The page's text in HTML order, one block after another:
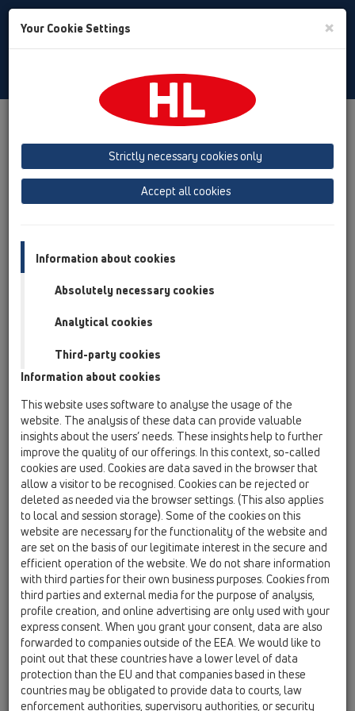
Toggle
Panoramica del Prodotto
Panoramica del Prodotto
18 Condotti per tubi
Accessori
HL801
18 Condotti per tubi / Accessori / HL801 / HL801
HL801B/M32
18 Condotti per tubi / Accessori / HL801B /
HL801B/M32
Tappo cieco M32
HL801B/M40
18 Condotti per tubi / Accessori / HL801B /
HL801B/M40
Tappo cieco M40
HL801B/M50
18 Condotti per tubi / Accessori / HL801B /
HL801B/M50
Tappo cieco M50
HL801B/M63
18 Condotti per tubi / Accessori / HL801B /
HL801B/M63
Tappo cieco M63
HL801R/M32-25
18 Condotti per tubi / Accessori / HL801R /
Your Cookie Settings ×
Strictly necessary cookies only
Accept all cookies
Information about cookies
Absolutely necessary cookies
Analytical cookies
Third-party cookies
Information about cookies
This website uses software to analyse the usage of the
website. The analysis of these data can provide valuable
insights about the users’ needs. These insights help to further
improve the quality of our offerings. In this context, so-called
cookies are used. Cookies are data saved in the browser that
allow a visitor to be recognised. Cookies can be rejected or
deleted as needed via the browser settings. (This also applies
to local and session storage). Some of the cookies on this
website are necessary for the functionality of the website and
are set on the basis of our legitimate interest in the secure and
efficient operation of the website. We do not share information
with third parties for their own business purposes. Cookies from
third parties and external media for the purpose of analysis,
profile creation, and online advertising are only used with your
express consent. When you grant your consent, data are also
forwarded to companies outside of the EEA. We would like to
point out that these countries have a lower level of data
protection than the EU and that companies based in these
countries may be obligated to provide data to courts, law
enforcement authorities, supervisory authorities, or security